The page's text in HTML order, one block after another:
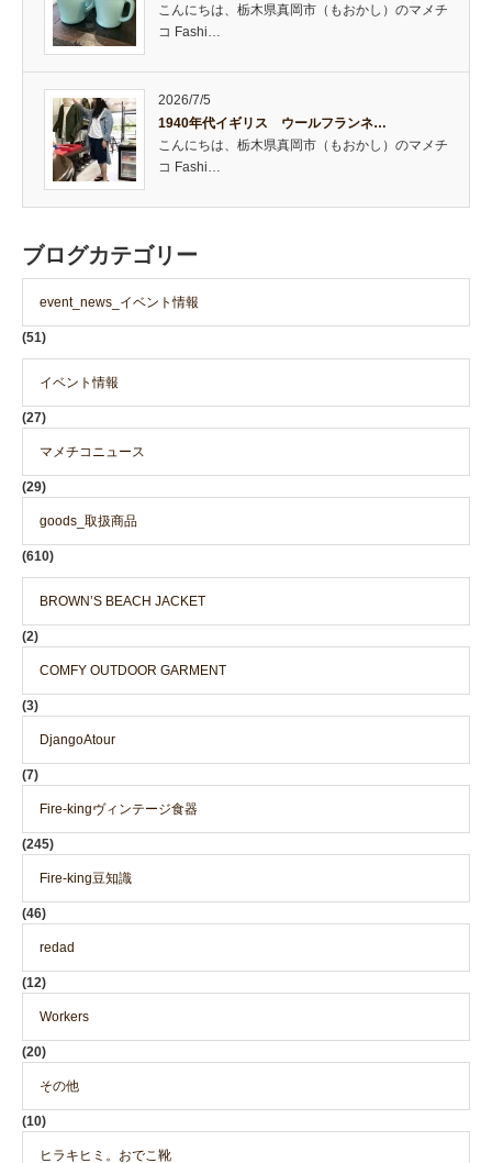
こんにちは、栃木県真岡市（もおかし）のマメチ
コ Fashi…
2026/7/5
1940年代イギリス ウールフランネ…
こんにちは、栃木県真岡市（もおかし）のマメチ
コ Fashi…
ブログカテゴリー
event_news_イベント情報
(51)
イベント情報
(27)
マメチコニュース
(29)
goods_取扱商品
(610)
BROWN’S BEACH JACKET
(2)
COMFY OUTDOOR GARMENT
(3)
DjangoAtour
(7)
Fire-kingヴィンテージ食器
(245)
Fire-king豆知識
(46)
redad
(12)
Workers
(20)
その他
(10)
ヒラキヒミ。おでこ靴